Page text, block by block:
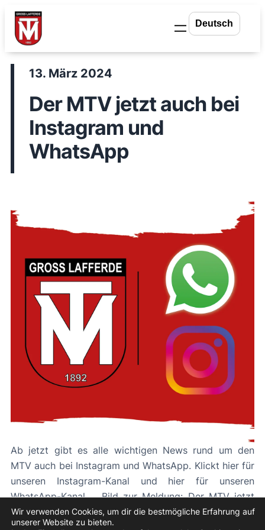
Zum
Inhalt
springen
13. März 2024
Der MTV jetzt auch bei
Instagram und
WhatsApp
Ab jetzt gibt es alle wichtigen News rund um den
MTV auch bei Instagram und WhatsApp. Klickt hier für
unseren Instagram-Kanal und hier für unseren
WhatsApp-Kanal. Bild zur Meldung: Der MTV jetzt
auch bei Instagram und WhatsApp
Wir verwenden Cookies, um dir die bestmögliche Erfahrung auf
unserer Website zu bieten.